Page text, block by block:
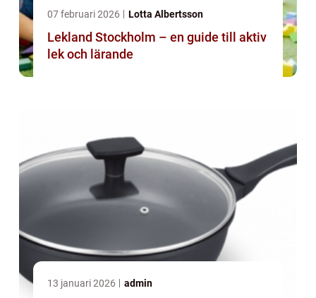
07 februari 2026 Lotta Albertsson
Lekland Stockholm – en guide till aktiv
lek och lärande
13 januari 2026 admin